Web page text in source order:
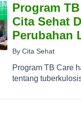
Program
Cita Sehat
Perubahan
By Cita Sehat
Program TB Care
tentang